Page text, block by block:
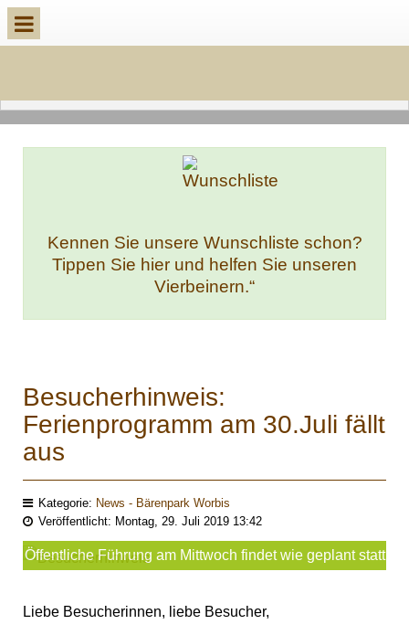
Kennen Sie unsere Wunschliste schon?
Tippen Sie hier und helfen Sie unseren
Vierbeinern.“
Besucherhinweis:
Ferienprogramm am 30.Juli fällt
aus
Kategorie: News - Bärenpark Worbis
Veröffentlicht: Montag, 29. Juli 2019 13:42
Öffentliche Führung am Mittwoch findet wie geplant statt
Liebe Besucherinnen, liebe Besucher,